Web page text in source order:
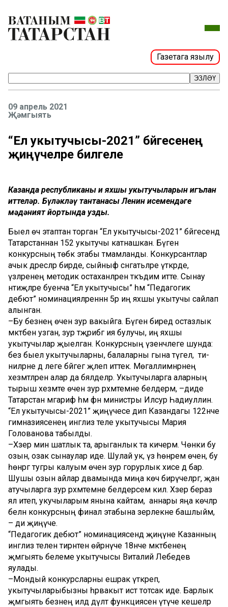
Газетага язылу
ЭЗЛӘҮ
09 апрель 2021
Җәмгыять
“Ел укытучысы-2021” бәйгесенең
җиңүчеләре билгеле
Казанда республиканың иң яхшы укытучыларын игълан
иттеләр. Бүләкләү тантанасы Ленин исемендәге
мәдәният йортында узды.
Быел өч этаптан торган “Ел укытучысы-2021” бәйгесендә
Татарстаннан 152 укытучы катнашкан. Бүген
конкурсның төбәк этабы тәмамланды. Конкурсантлар
ачык дәресләр бирде, сыйныф сәнгатьләре үткәрде,
үзләренең методик остаханәләрен тәкъдим итте. Сынау
нәтиҗәләре буенча “Ел укытучысы” һәм “Педагогик
дебют” номинацияләреннән 5әр иң яхшы укытучы сайлап
алынган.
–Бу безнең өчен зур вакыйга. Бүген биредә остазлык
мәктәбен узган, зур тәҗрибәгә ия булучы, иң яхшы
укытучылар җыелган. Конкурсның үзенчәлеге шунда:
без быел укытучыларны, балаларны гына түгел, ә әти-
әниләрне дә әлеге бәйгегә җәлеп иттек. Мөгаллимнәрнең
хезмәтләрен алар да бәяләделәр. Укытучыларга аларның
тырыш хезмәте өчен зур рәхмәтемне белдерәм, –диде
Татарстан мәгариф һәм фән министры Илсур Һадиуллин.
“Ел укытучысы-2021” җиңүчесе дип Казандагы 122нче
гимназиясенең инглиз теле укытучысы Мария
Голованова табылды.
–Хәзер мин шатлык та, арыганлык та кичерәм. Чөнки бу
озын, озак сынаулар иде. Шулай ук, үз һөнәрем өчен, бу
һөнәргә тугры калуым өчен зур горурлык хисе дә бар.
Шушы озын айлар дәвамында миңа көч бирүчеләргә, җан
атучыларга зур рәхмәтемне белдерәсем килә. Хәзер бераз
ял итеп, укучыларым янына кайтам, ә аннары яңа көчләр
белән конкурсның финал этабына әзерлекне башлыйм,
– ди җиңүче.
“Педагогик дебют” номинациясендә җиңүне Казанның
инглиз телен тирәнтен өйрәнүче 18нче мәктәбенең
җәмгыять белеме укытучысы Виталий Лебедев
яулады.
–Мондый конкурсларны ешрак үткәреп,
укытучыларыбызны һәрвакыт истә тотсак иде. Барлык
җәмгыять безнең илдә дәүләт функциясен үтәүче кешеләр